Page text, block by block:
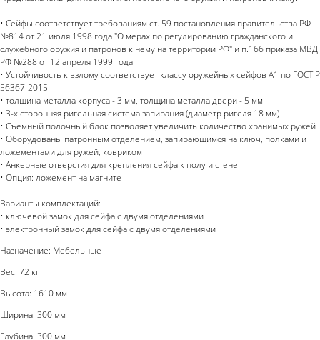
• Сейфы соответствует требованиям ст. 59 постановления правительства РФ
№814 от 21 июля 1998 года "О мерах по регулированию гражданского и
служебного оружия и патронов к нему на территории РФ" и п.166 приказа МВД
РФ №288 от 12 апреля 1999 года
• Устойчивость к взлому соответствует классу оружейных сейфов А1 по ГОСТ Р
56367-2015
• толщина металла корпуса - 3 мм, толщина металла двери - 5 мм
• 3-х сторонняя ригельная система запирания (диаметр ригеля 18 мм)
• Съёмный полочный блок позволяет увеличить количество хранимых ружей
• Оборудованы патронным отделением, запирающимся на ключ, полками и
ложементами для ружей, ковриком
• Анкерные отверстия для крепления сейфа к полу и стене
• Опция: ложемент на магните
Варианты комплектаций:
• ключевой замок для сейфа с двумя отделениями
• электронный замок для сейфа с двумя отделениями
Назначение: Мебельные
Вес: 72 кг
Высота: 1610 мм
Ширина: 300 мм
Глубина: 300 мм